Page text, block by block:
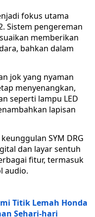
fokus utama
Sistem pengereman
memberikan
bahkan dalam
jok yang nyaman
menyenangkan,
seperti lampu LED
lapisan
SYM DRG
dan layar sentuh
fitur, termasuk
audio.
Titik Lemah Honda
Sehari-hari